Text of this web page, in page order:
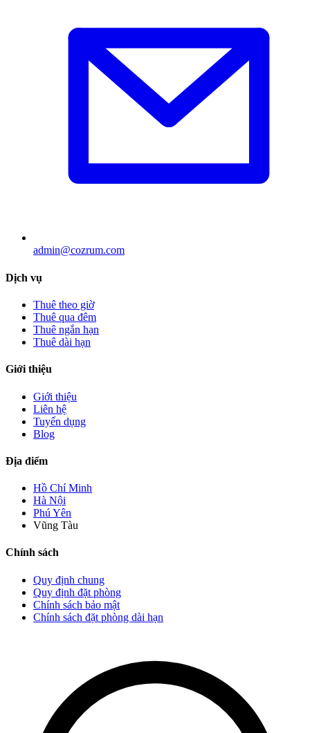
admin@cozrum.com
Dịch vụ
Thuê theo giờ
Thuê qua đêm
Thuê ngắn hạn
Thuê dài hạn
Giới thiệu
Giới thiệu
Liên hệ
Tuyển dụng
Blog
Địa điểm
Hồ Chí Minh
Hà Nội
Phú Yên
Vũng Tàu
Chính sách
Quy định chung
Quy định đặt phòng
Chính sách bảo mật
Chính sách đặt phòng dài hạn